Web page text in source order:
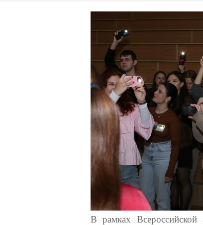
навигации
to
top
В рамках